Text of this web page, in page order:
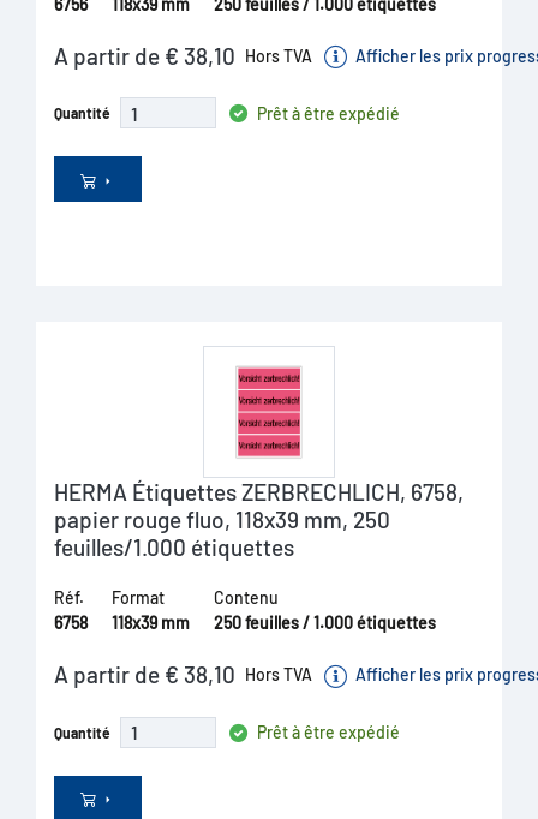
6756 118x39 mm 250 feuilles / 1.000 étiquettes
A partir de € 38,10 Hors TVA Afficher les prix
Quantité Prêt à être expédié
HERMA Étiquettes ZERBRECHLICH, 6758,
papier rouge fluo, 118x39 mm, 250
feuilles/1.000 étiquettes
Réf.
6758
Format
118x39 mm
Contenu
250 feuilles / 1.000 étiquettes
A partir de € 38,10 Hors TVA Afficher les prix
Quantité Prêt à être expédié